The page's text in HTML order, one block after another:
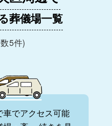
葬儀場一覧
5件)
でアクセス可能